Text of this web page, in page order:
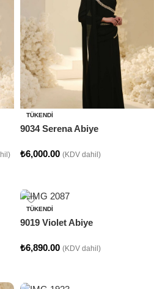
TÜKENDI
9034 Serena Abiye
₺6,000.00 (KDV dahil)
TÜKENDI
9019 Violet Abiye
₺6,890.00 (KDV dahil)